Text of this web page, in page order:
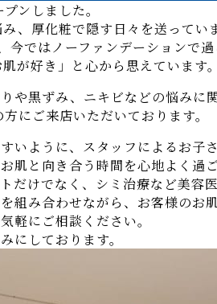
ンしました。
、厚化粧で隠す日々を送ってい
ではノーファンデーションで
が好き」と心から思えています。
や黒ずみ、ニキビなどの悩みに
にご来店いただいております。
いように、スタッフによるお子
肌と向き合う時間を心地よく過
だけでなく、シミ治療など美容
組み合わせながら、お客様のお
軽にご相談ください。
にしております。